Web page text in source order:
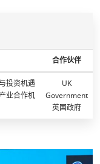
合作伙伴
投资机遇
业合作机
UK
Government
英国政府